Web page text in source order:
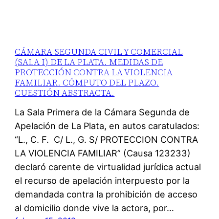
CÁMARA SEGUNDA CIVIL Y COMERCIAL
(SALA I) DE LA PLATA. MEDIDAS DE
PROTECCIÓN CONTRA LA VIOLENCIA
FAMILIAR. CÓMPUTO DEL PLAZO.
CUESTIÓN ABSTRACTA.
La Sala Primera de la Cámara Segunda de
Apelación de La Plata, en autos caratulados:
“L., C. F. C/ L., G. S/ PROTECCION CONTRA
LA VIOLENCIA FAMILIAR” (Causa 123233)
declaró carente de virtualidad jurídica actual
el recurso de apelación interpuesto por la
demandada contra la prohibición de acceso
al domicilio donde vive la actora, por…